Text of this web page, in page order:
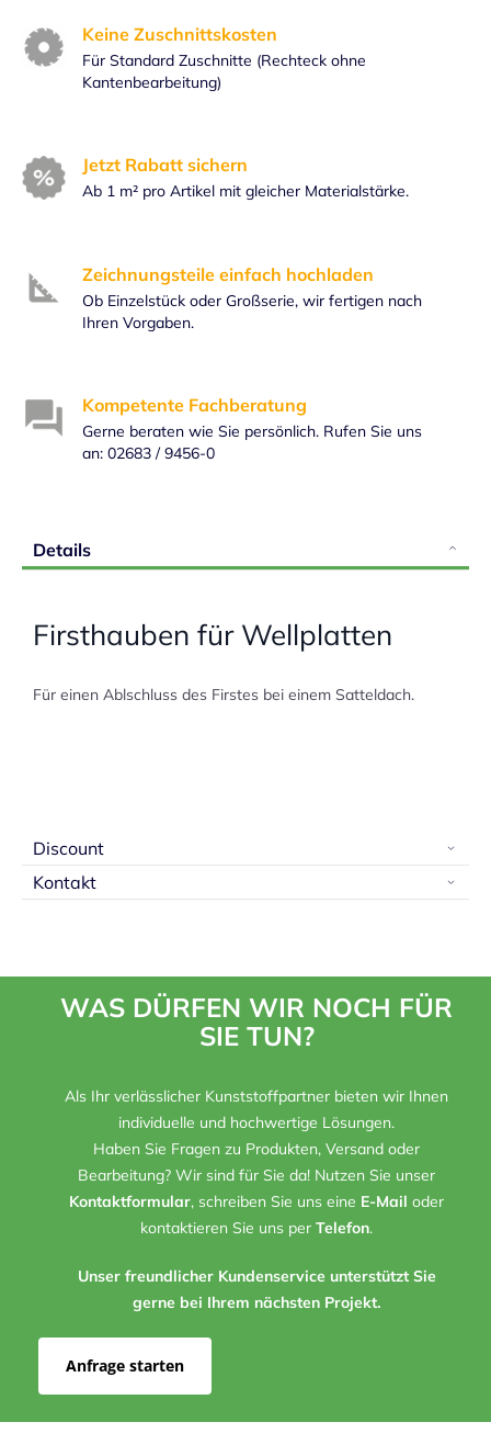
Keine Zuschnittskosten
Für Standard Zuschnitte (Rechteck ohne
Kantenbearbeitung)
Jetzt Rabatt sichern
Ab 1 m² pro Artikel mit gleicher Materialstärke.
Zeichnungsteile einfach hochladen
Ob Einzelstück oder Großserie, wir fertigen nach
Ihren Vorgaben.
Kompetente Fachberatung
Gerne beraten wie Sie persönlich. Rufen Sie uns
an: 02683 / 9456-0
Details
Firsthauben für Wellplatten
Für einen Ablschluss des Firstes bei einem Satteldach.
Discount
Kontakt
WAS DÜRFEN WIR NOCH FÜR
SIE TUN?
Als Ihr verlässlicher Kunststoffpartner bieten wir Ihnen
individuelle und hochwertige Lösungen.
Haben Sie Fragen zu Produkten, Versand oder
Bearbeitung? Wir sind für Sie da! Nutzen Sie unser
Kontaktformular, schreiben Sie uns eine E-Mail oder
kontaktieren Sie uns per Telefon.
Unser freundlicher Kundenservice unterstützt Sie
gerne bei Ihrem nächsten Projekt.
Anfrage starten